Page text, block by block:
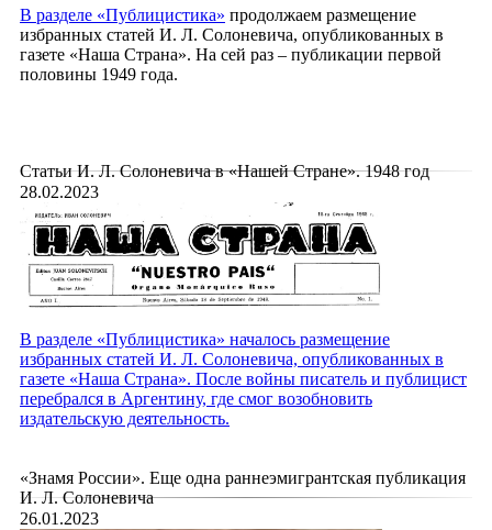
В разделе «Публицистика» продолжаем размещение
избранных статей И. Л. Солоневича, опубликованных в
газете «Наша Страна». На сей раз – публикации первой
половины 1949 года.
Статьи И. Л. Солоневича в «Нашей Стране». 1948 год
28.02.2023
В разделе «Публицистика» началось размещение
избранных статей И. Л. Солоневича, опубликованных в
газете «Наша Страна». После войны писатель и публицист
перебрался в Аргентину, где смог возобновить
издательскую деятельность.
«Знамя России». Еще одна раннеэмигрантская публикация
И. Л. Солоневича
26.01.2023